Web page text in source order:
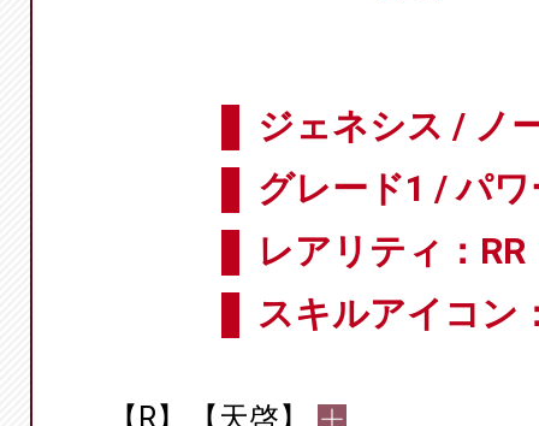
ジェネシス / ノ
グレード1 / パ
レアリティ：RR
スキルアイコン
【R】
【天啓】